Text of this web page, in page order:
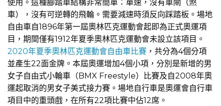
使用。這種腳踏車結構非常簡單：單速，沒有車閘（煞
車），沒有可逆轉的飛輪。需要減速時須反向踩踏板。場地
自由車自1896年第一屆奧林匹克運動會起即為正式奧運項
目，期間僅有1912年夏季奧林匹克運動會未設立該項目。
2020年夏季奧林匹克運動會自由車比賽 ，共分為4個分項
並產生22面金牌。本屆奧運增加4個小項，分別是新增的男
女子自由式小輪車（BMX Freestyle）比賽及自2008年奧
運起取消的男女子美式接力賽。場地自行車是奧運會自行車
項目中的重頭戲，在所有22項比賽中佔12席。